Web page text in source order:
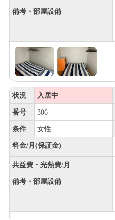
備考・部屋設備
状況 入居中
番号 306
条件 女性
料金/月(保証金)
共益費・光熱費/月
備考・部屋設備